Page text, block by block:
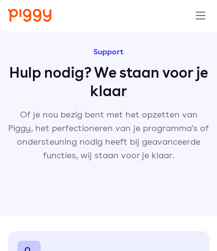
Platform
Prijzen
Over ons
Support
Hulp nodig? We staan voor je
klaar
Of je nou bezig bent met het opzetten van
Piggy, het perfectioneren van je programma's of
ondersteuning nodig heeft bij geavanceerde
functies, wij staan voor je klaar.